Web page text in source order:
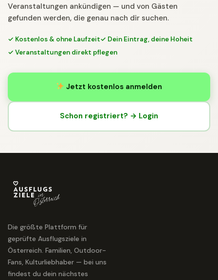
Veranstaltungen ankündigen — und von Gästen
gefunden werden, die genau nach dir suchen.
✓ Kostenlos & ohne Laufzeit✓ Dein Eintrag, deine Hoheit
✓ Veranstaltungen direkt pflegen
Jetzt kostenlos anmelden
Schon registriert? → Login
Die größte Plattform für
geprüfte Ausflugsziele in
Österreich. Familien, Outdoor-
Fans, Kulturliebhaber — bei uns
findest du dein nächstes